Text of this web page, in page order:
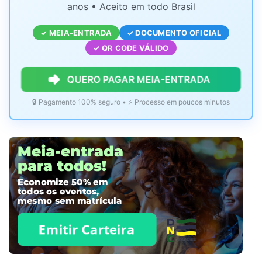
anos • Aceito em todo Brasil
✓ MEIA-ENTRADA
✓ DOCUMENTO OFICIAL
✓ QR CODE VÁLIDO
QUERO PAGAR MEIA-ENTRADA
🔒 Pagamento 100% seguro • ⚡ Processo em poucos minutos